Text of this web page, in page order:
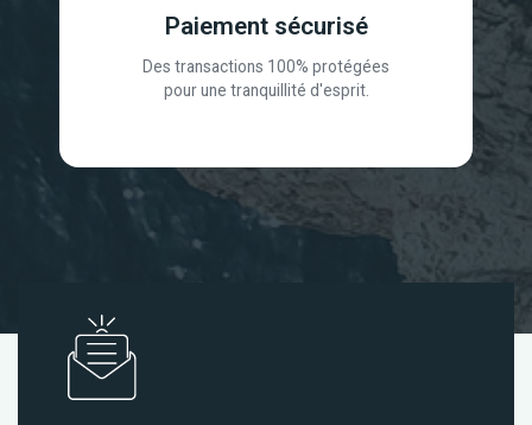
Paiement sécurisé
Des transactions 100% protégées
pour une tranquillité d'esprit.